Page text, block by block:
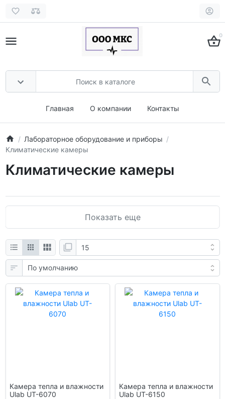
0
Главная О компании Контакты
Лабораторное оборудование и приборы
Климатические камеры
Климатические камеры
Показать еще
Камера тепла и влажности
Ulab UT-6070
Камера тепла и влажности
Ulab UT-6150